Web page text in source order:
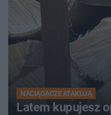
NACIĄGACZE ATAKUJĄ
Latem kupujesz